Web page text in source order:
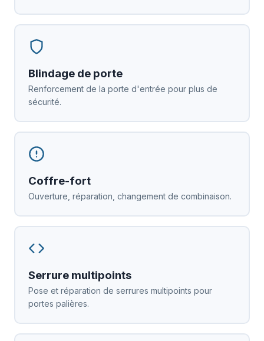
Blindage de porte
Renforcement de la porte d'entrée pour plus de
sécurité.
Coffre-fort
Ouverture, réparation, changement de combinaison.
Serrure multipoints
Pose et réparation de serrures multipoints pour
portes palières.